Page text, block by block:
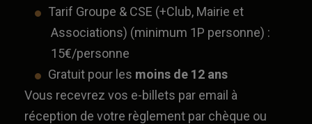
Tarif Groupe & CSE (+Club, Mairie et
Associations) (minimum 1P personne) :
15€/personne
Gratuit pour les moins de 12 ans
Vous recevrez vos e-billets par email à
réception de votre règlement par chèque ou